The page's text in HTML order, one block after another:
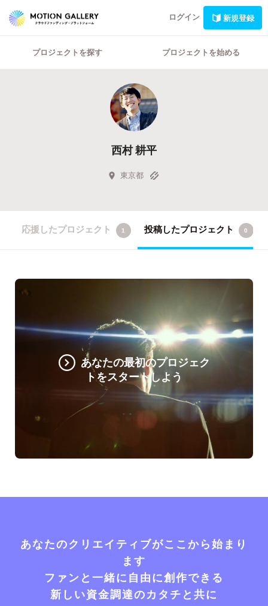
ログイン 新規登録
プロジェクトを探す プロジェクトを始める
西村 耕平
東京都
応援したプロジェクト 1 投稿したプロジェクト 0
あなたの最初のプロジェク
トをスタートしよう
あなたのクリエイティブがここから始まり
ます
ファンと一緒に自由に創作できる
新しい資金調達のカタチと共に